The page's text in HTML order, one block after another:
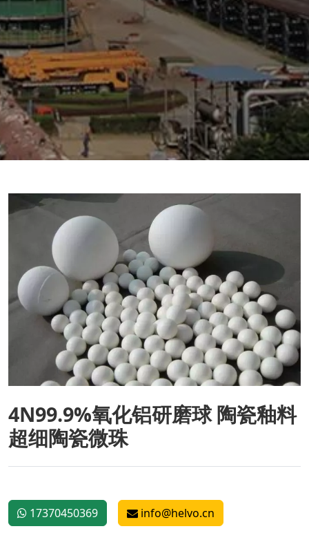
4N99.9%氧化铝研磨球 陶瓷釉料
超细陶瓷微珠
17370450369 info@helvo.cn